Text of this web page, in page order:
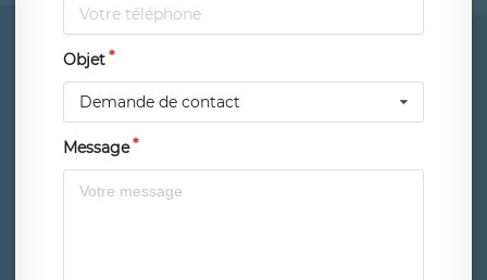
Objet
Demande de contact
Message